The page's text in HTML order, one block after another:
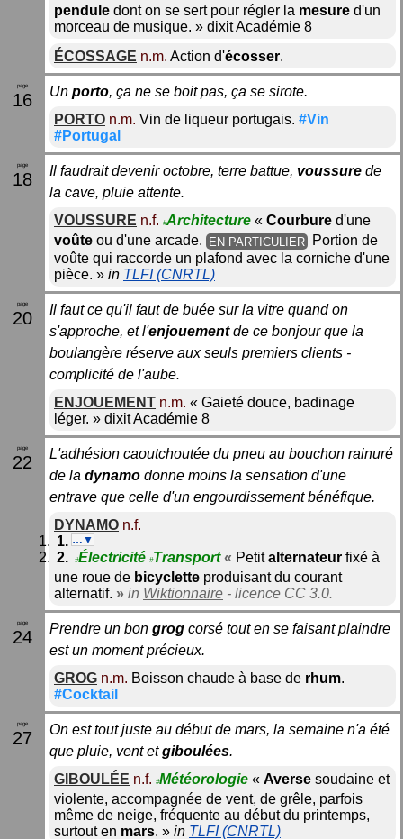
pendule dont on se sert pour régler la mesure d'un
morceau de musique. » dixitAcadémie 8
ÉCOSSAGE n.m. Action d'écosser.
16 Un porto, ça ne se boit pas, ça se sirote.
PORTO n.m. Vin de liqueur portugais. #Vin
#Portugal
18 Il faudrait devenir octobre, terre battue, voussure de
la cave, pluie attente.
VOUSSURE n.f. #Architecture « Courbure d'une
voûte ou d'une arcade. EN PARTICULIER
Portion de
voûte qui raccorde un plafond avec la corniche d'une
pièce. » in TLFI (CNRTL)
20
Il faut ce qu'il faut de buée sur la vitre quand on
s'approche, et l'enjouementde ce bonjour que la
boulangère réserve aux seuls premiers clients -
complicité de l'aube.
ENJOUEMENT n.m. « Gaieté douce, badinage
léger. » dixitAcadémie 8
22
L'adhésion caoutchoutée du pneu au bouchon rainuré
de la dynamo donne moins la sensation d'une
entrave que celle d'un engourdissement bénéfique.
DYNAMO n.f.
…▼
#Électricité #Transport « Petitalternateur fixé à
une roue de bicyclette produisant du courant
alternatif. » in Wiktionnaire - licence CC 3.0.
24 Prendre un bon grog corsé tout en se faisant plaindre
est un moment précieux.
GROG n.m. Boisson chaude à base de rhum.
#Cocktail
27
On est tout juste au début de mars, la semaine n'a été
que pluie, vent etgiboulées.
GIBOULÉE n.f. #Météorologie « Averse soudaine et
violente, accompagnée de vent, de grêle, parfois
même de neige, fréquente au début du printemps,
surtout en mars. » in TLFI (CNRTL)